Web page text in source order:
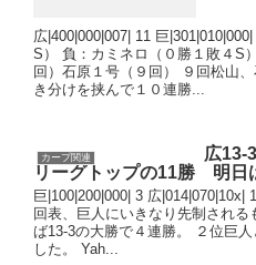
広|400|000|007| 11 巨
S） 負：カミネロ（０勝１敗４S
回）石原１号（９回） ９回松山
き分けを挟んで１０連勝...
カープ関連
広
リーグトップの11勝 明日
巨|100|200|000| 3 広
回表、巨人にいきなり先制され
ば13-3の大勝で４連勝。 ２位巨
した。 Yah...